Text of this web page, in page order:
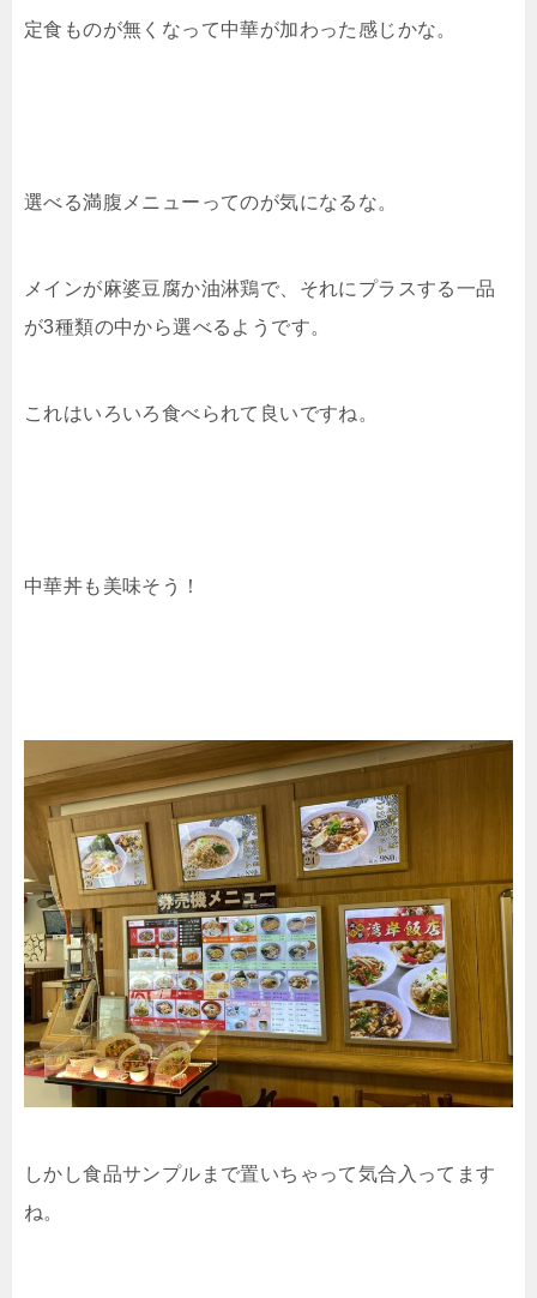
定食ものが無くなって中華が加わった感じかな。
選べる満腹メニューってのが気になるな。
メインが麻婆豆腐か油淋鶏で、それにプラスする一品
が3種類の中から選べるようです。
これはいろいろ食べられて良いですね。
中華丼も美味そう！
しかし食品サンプルまで置いちゃって気合入ってます
ね。